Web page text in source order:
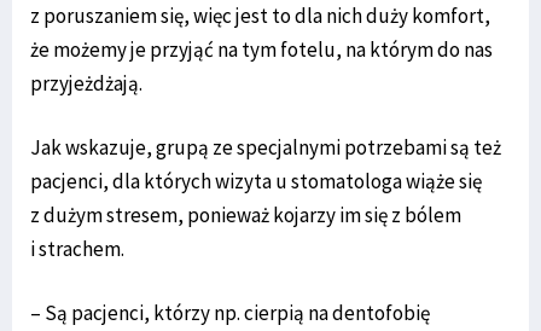
z poruszaniem się, więc jest to dla nich duży komfort,
że możemy je przyjąć na tym fotelu, na którym do nas
przyjeżdżają.
Jak wskazuje, grupą ze specjalnymi potrzebami są też
pacjenci, dla których wizyta u stomatologa wiąże się
z dużym stresem, ponieważ kojarzy im się z bólem
i strachem.
– Są pacjenci, którzy np. cierpią na dentofobię